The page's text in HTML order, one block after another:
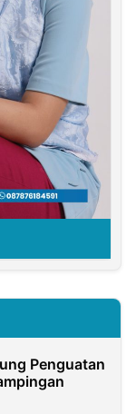
Penguatan